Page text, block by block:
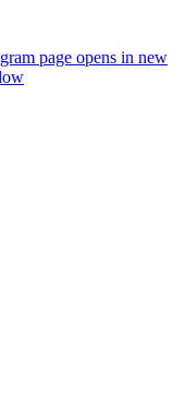
page opens in new